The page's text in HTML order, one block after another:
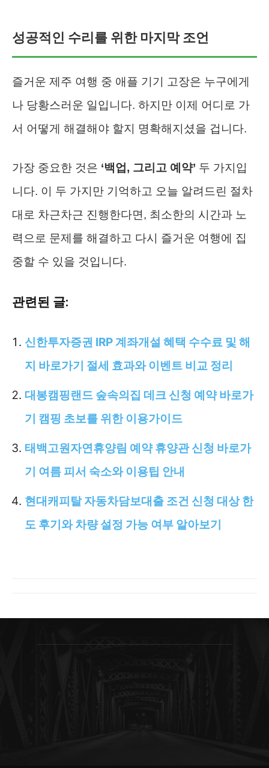
성공적인 수리를 위한 마지막 조언
즐거운 제주 여행 중 애플 기기 고장은 누구에게
나 당황스러운 일입니다. 하지만 이제 어디로 가
서 어떻게 해결해야 할지 명확해지셨을 겁니다.
가장 중요한 것은 ‘백업, 그리고 예약’ 두 가지입
니다. 이 두 가지만 기억하고 오늘 알려드린 절차
대로 차근차근 진행한다면, 최소한의 시간과 노
력으로 문제를 해결하고 다시 즐거운 여행에 집
중할 수 있을 것입니다.
관련된 글:
신한투자증권 IRP 계좌개설 혜택 수수료 및 해
지 바로가기 절세 효과와 이벤트 비교 정리
대봉캠핑랜드 숲속의집 데크 신청 예약 바로가
기 캠핑 초보를 위한 이용가이드
태백고원자연휴양림 예약 휴양관 신청 바로가
기 여름 피서 숙소와 이용팁 안내
현대캐피탈 자동차담보대출 조건 신청 대상 한
도 후기와 차량 설정 가능 여부 알아보기